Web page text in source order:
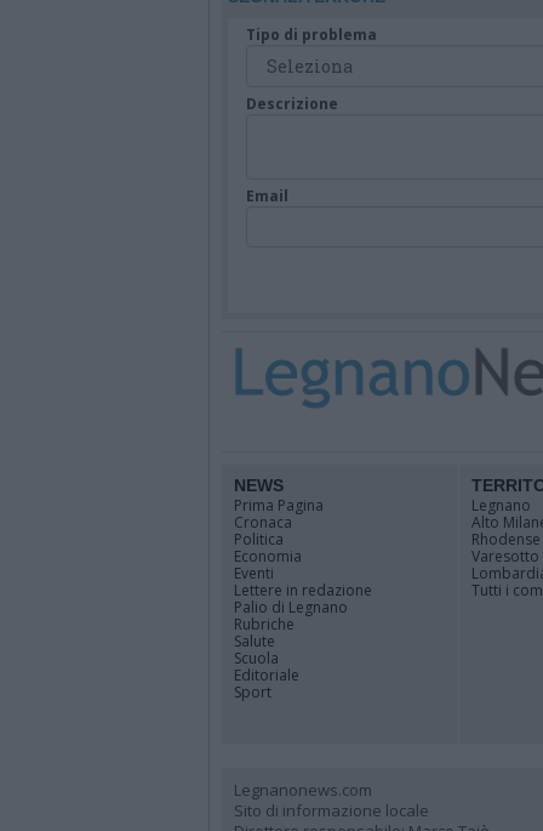
Tipo di problema
Descrizione
Email
NEWS
Prima Pagina
Cronaca
Politica
Economia
Eventi
Lettere in redazione
Palio di Legnano
Rubriche
Salute
Scuola
Editoriale
Sport
Legnano
Alto
Rhodense
Varesotto
Tutti i
Legnanonews.com
Sito di informazione locale